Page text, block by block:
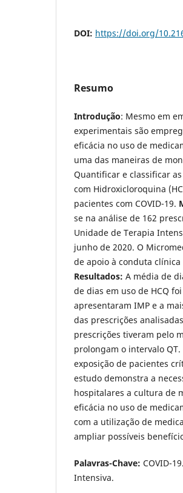
DOI: https://doi.org/
Resumo
Introdução: Mesmo em
experimentais são
eficácia no uso de
uma das maneiras de
Quantificar e classificar
com Hidroxicloroquina
pacientes com COVID-19.
se na análise de 162
Unidade de Terapia
junho de 2020. O
de apoio à conduta
Resultados: A média de
de dias em uso de HCQ
apresentaram IMP e a
das prescrições
prescrições tiveram pelo
prolongam o intervalo QT.
exposição de pacientes
estudo demonstra a
hospitalares a cultura de
eficácia no uso de
com a utilização de
ampliar possíveis
Palavras-Chave: COVID-
Intensiva.